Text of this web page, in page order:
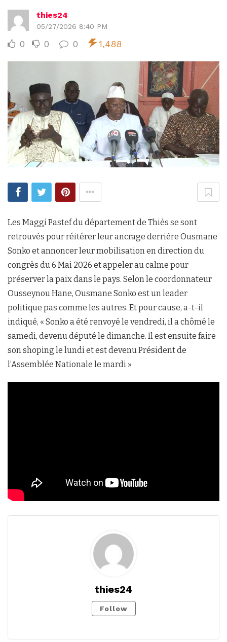
thies24
05/27/2026 8:40 PM
0 0 0 1,488
Les Maggi Pastef du département de Thiès se sont
retrouvés pour réitérer leur ancrage derrière Ousmane
Sonko et annoncer leur mobilisation en direction du
congrès du 6 Mai 2026 et appeler au calme pour
préserver la paix dans le pays. Selon le coordonnateur
Ousseynou Hane, Ousmane Sonko est un leader
politique pas comme les autres. Et pour cause, a-t-il
indiqué, « Sonko a été renvoyé le vendredi, il a chômé le
samedi, devenu député le dimanche. Il est ensuite faire
son shoping le lundi et est devenu Président de
l’Assemblée Nationale le mardi »
thies24
Follow